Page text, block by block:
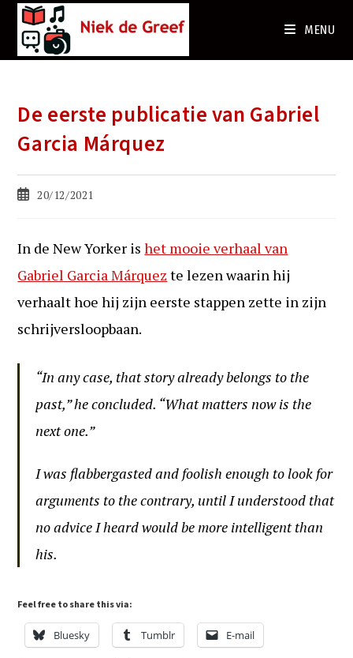
MENU
De eerste publicatie van Gabriel
Garcia Márquez
Bericht20/12/2021
In de New Yorker ishet mooie verhaal van
Gabriel Garcia Márquez te lezen waarin hij
verhaalt hoe hij zijn eerste stappen zette in zijn
schrijversloopbaan.
“In any case, that story already belongs to the
past,” he concluded. “What matters now is the
next one.”
I was flabbergasted and foolish enough to look for
arguments to the contrary, until I understood that
no advice I heard would be more intelligent than
his.
Feel free to share this via:
Bluesky Tumblr E-mail